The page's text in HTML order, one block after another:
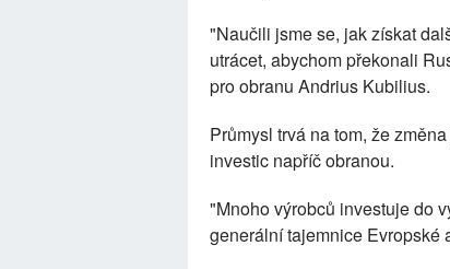
"Naučili jsme se, jak získat
utrácet, abychom překonali
pro obranu Andrius Kubilius.
Průmysl trvá na tom, že
investic napříč obranou.
"Mnoho výrobců investuje do
generální tajemnice Evropské